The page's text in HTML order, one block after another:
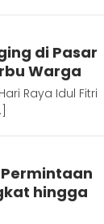
di Pasar
Warga
Raya Idul Fitri
hingga